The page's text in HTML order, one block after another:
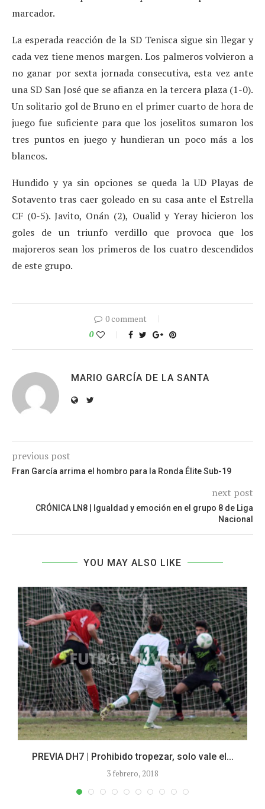
marcador.
La esperada reacción de la SD Tenisca sigue sin llegar y
cada vez tiene menos margen. Los palmeros volvieron a
no ganar por sexta jornada consecutiva, esta vez ante
una SD San José que se afianza en la tercera plaza (1-0).
Un solitario gol de Bruno en el primer cuarto de hora de
juego fue suficiente para que los joselitos sumaron los
tres puntos en juego y hundieran un poco más a los
blancos.
Hundido y ya sin opciones se queda la UD Playas de
Sotavento tras caer goleado en su casa ante el Estrella
CF (0-5). Javito, Onán (2), Oualid y Yeray hicieron los
goles de un triunfo verdillo que provoca que los
majoreros sean los primeros de los cuatro descendidos
de este grupo.
0 comment
0
MARIO GARCÍA DE LA SANTA
previous post
Fran García arrima el hombro para la Ronda Élite Sub-19
next post
CRÓNICA LN8 | Igualdad y emoción en el grupo 8 de Liga
Nacional
YOU MAY ALSO LIKE
PREVIA DH7 | Prohibido tropezar, solo vale el...
3 febrero, 2018